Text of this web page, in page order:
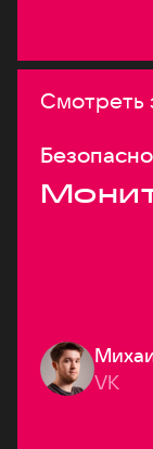
Смотреть
VK